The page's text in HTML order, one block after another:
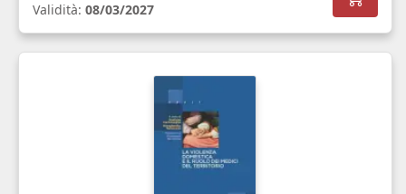
Validità: 08/03/2027